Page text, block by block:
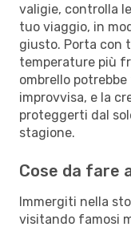
valigie, controlla
tuo viaggio, in
giusto. Porta con
temperature più
ombrello
improvvisa, e la
proteggerti dal
stagione.
Cose da fare
Immergiti nella
visitando famosi